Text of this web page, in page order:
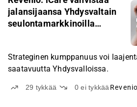
rakennussektorin toipuminen on
Iranin sodan makroheijasteiden
ei ole sinällään paha (2026e: EV/
voittopuolisesti negatiivisten
takia otamme tarkkailuasemat
(ke 12.8).
sitten
jalansijaansa Yhdysvaltain
seulontamarkkinoilla
Strateginen kumppanuus voi
saatavuutta Yhdysvalloissa.
29 tykkää 0ei tykkää